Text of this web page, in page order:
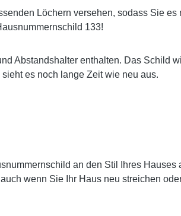
Löchern versehen, sodass Sie
133!
Abstandshalter enthalten. Das Schild
es noch lange Zeit wie neu aus.
an den Stil Ihres
wenn Sie Ihr Haus neu streichen